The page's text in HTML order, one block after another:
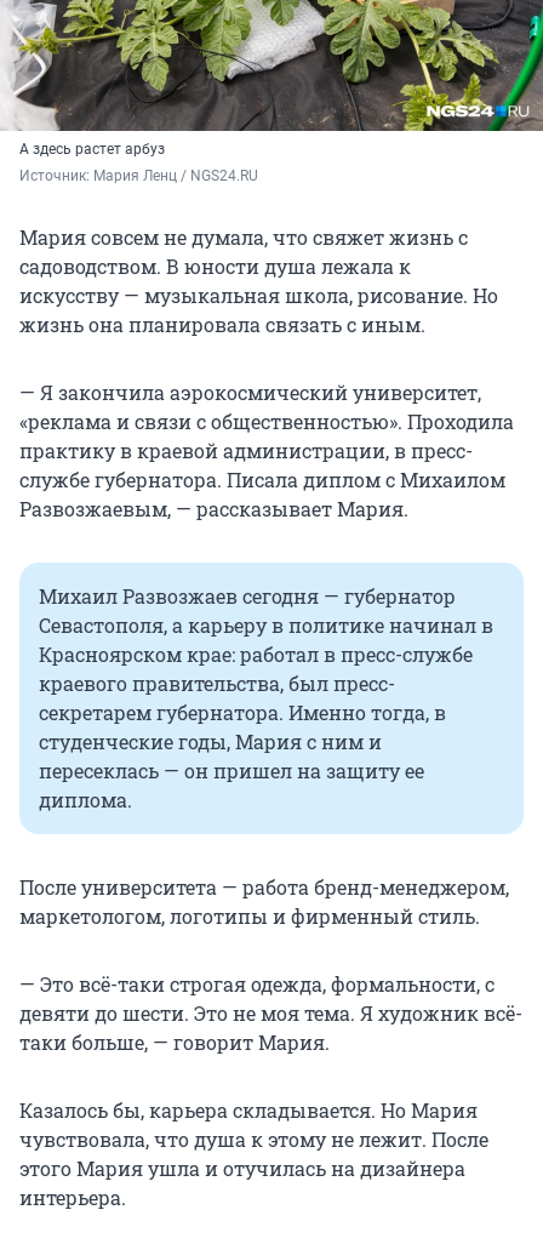
А здесь растет арбуз
Источник: Мария Ленц / NGS24.RU
Мария совсем не думала, что свяжет жизнь с
садоводством. В юности душа лежала к
искусству — музыкальная школа, рисование. Но
жизнь она планировала связать с иным.
— Я закончила аэрокосмический университет,
«реклама и связи с общественностью». Проходила
практику в краевой администрации, в пресс-
службе губернатора. Писала диплом с Михаилом
Развозжаевым, — рассказывает Мария.
Михаил Развозжаев сегодня — губернатор
Севастополя, а карьеру в политике начинал в
Красноярском крае: работал в пресс-службе
краевого правительства, был пресс-
секретарем губернатора. Именно тогда, в
студенческие годы, Мария с ним и
пересеклась — он пришел на защиту ее
диплома.
После университета — работа бренд-менеджером,
маркетологом, логотипы и фирменный стиль.
— Это всё-таки строгая одежда, формальности, с
девяти до шести. Это не моя тема. Я художник всё-
таки больше, — говорит Мария.
Казалось бы, карьера складывается. Но Мария
чувствовала, что душа к этому не лежит. После
этого Мария ушла и отучилась на дизайнера
интерьера.